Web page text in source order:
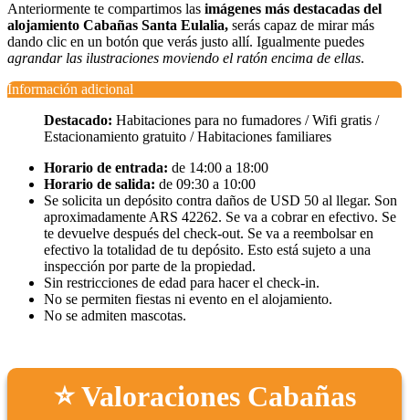
Anteriormente te compartimos las imágenes más destacadas del
alojamiento Cabañas Santa Eulalia, serás capaz de mirar más
dando clic en un botón que verás justo allí. Igualmente puedes
agrandar las ilustraciones moviendo el ratón encima de ellas.
Información adicional
Destacado: Habitaciones para no fumadores / Wifi gratis /
Estacionamiento gratuito / Habitaciones familiares
Horario de entrada: de 14:00 a 18:00
Horario de salida: de 09:30 a 10:00
Se solicita un depósito contra daños de USD 50 al llegar. Son
aproximadamente ARS 42262. Se va a cobrar en efectivo. Se
te devuelve después del check-out. Se va a reembolsar en
efectivo la totalidad de tu depósito. Esto está sujeto a una
inspección por parte de la propiedad.
Sin restricciones de edad para hacer el check-in.
No se permiten fiestas ni evento en el alojamiento.
No se admiten mascotas.
⭐ Valoraciones Cabañas